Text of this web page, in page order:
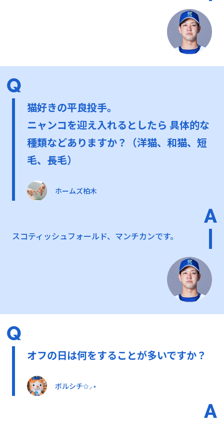
猫好きの平良投手。
ニャンコを迎え入れるとしたら 具体的な
種類などありますか？（洋猫、和猫、短
毛、長毛）
ホームズ柏木
スコティッシュフォールド、マンチカンです。
オフの日は何をすることが多いですか？
ボルシチ✩⸝⋆